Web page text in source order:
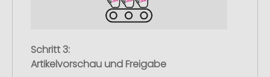
Schritt 3:
Artikelvorschau und Freigabe